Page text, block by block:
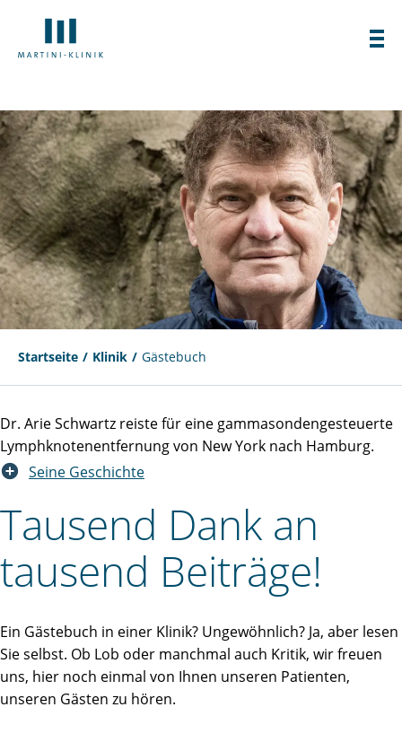
Startseite Klinik Gästebuch
Dr. Arie Schwartz reiste für eine gammasondengesteuerte
Lymphknotenentfernung von New York nach Hamburg.
Seine Geschichte
Tausend Dank an
tausend Beiträge!
Ein Gästebuch in einer Klinik? Ungewöhnlich? Ja, aber lesen
Sie selbst. Ob Lob oder manchmal auch Kritik, wir freuen
uns, hier noch einmal von Ihnen unseren Patienten,
unseren Gästen zu hören.